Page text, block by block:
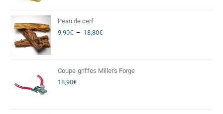
Peau de cerf
9,90€ – 18,80€
Coupe-griffes Miller's Forge
18,90€